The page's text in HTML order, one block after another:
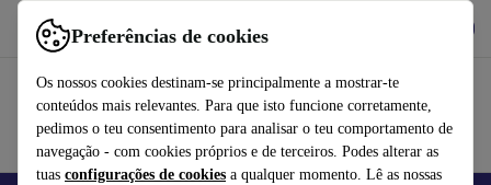
Preferências de cookies
Os nossos cookies destinam-se principalmente a mostrar-te
conteúdos mais relevantes. Para que isto funcione corretamente,
pedimos o teu consentimento para analisar o teu comportamento de
navegação - com cookies próprios e de terceiros. Podes alterar as
tuas configurações de cookies a qualquer momento. Lê as nossas
Use o refurbed de forma rápida e fácil